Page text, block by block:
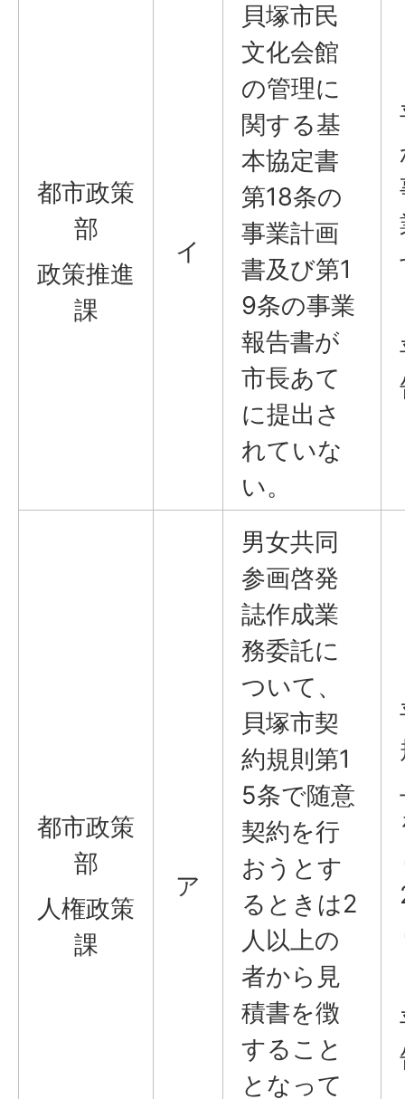
都市政策
部
政策推進
課
イ
貝塚市民
文化会館
の管理に
関する基
本協定書
第18条の
事業計画
書及び第1
9条の事業
報告書が
市長あて
に提出さ
れていな
い。
都市政策
部
人権政策
課
ア
男女共同
参画啓発
誌作成業
務委託に
ついて、
貝塚市契
約規則第1
5条で随意
契約を行
おうとす
るときは2
人以上の
者から見
積書を徴
すること
となって